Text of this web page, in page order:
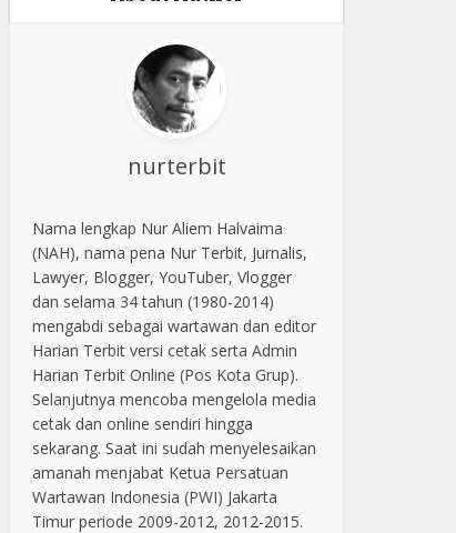
nurterbit
Nama lengkap Nur Aliem Halvaima
(NAH), nama pena Nur Terbit, Jurnalis,
Lawyer, Blogger, YouTuber, Vlogger
dan selama 34 tahun (1980-2014)
mengabdi sebagai wartawan dan editor
Harian Terbit versi cetak serta Admin
Harian Terbit Online (Pos Kota Grup).
Selanjutnya mencoba mengelola media
cetak dan online sendiri hingga
sekarang. Saat ini sudah menyelesaikan
amanah menjabat Ketua Persatuan
Wartawan Indonesia (PWI) Jakarta
Timur periode 2009-2012, 2012-2015.